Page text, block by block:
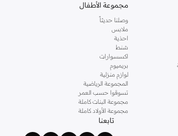
مجموعة الأطفال
وصلنا حديثاً
ملابس
احذية
شنط
اكسسوارات
بريميوم
لوازم منزلية
المجموعة الرياضية
تسوقوا حسب العمر
مجموعة البنات كاملة
مجموعة الأولاد كاملة
تابعنا